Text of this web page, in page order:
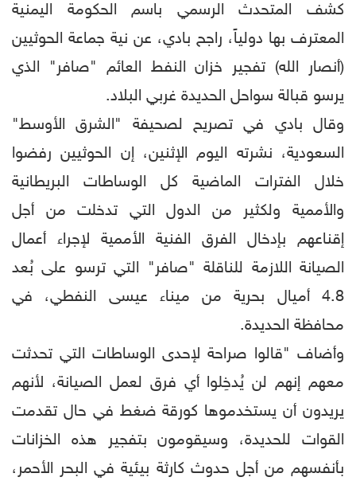
كشف المتحدث الرسمي باسم الحكومة اليمنية
المعترف بها دولياً، راجح بادي، عن نية جماعة الحوثيين
(أنصار الله) تفجير خزان النفط العائم "صافر" الذي
يرسو قبالة سواحل الحديدة غربي البلاد.
وقال بادي في تصريح لصحيفة "الشرق الأوسط"
السعودية، نشرته اليوم الإثنين، إن الحوثيين رفضوا
خلال الفترات الماضية كل الوساطات البريطانية
والأممية ولكثير من الدول التي تدخلت من أجل
إقناعهم بإدخال الفرق الفنية الأممية لإجراء أعمال
الصيانة اللازمة للناقلة "صافر" التي ترسو على بُعد
4.8 أميال بحرية من ميناء عيسى النفطي، في
محافظة الحديدة.
وأضاف "قالوا صراحة لإحدى الوساطات التي تحدثت
معهم إنهم لن يُدخِلوا أي فرق لعمل الصيانة، لأنهم
يريدون أن يستخدموها كورقة ضغط في حال تقدمت
القوات للحديدة، وسيقومون بتفجير هذه الخزانات
بأنفسهم من أجل حدوث كارثة بيئية في البحر الأحمر،